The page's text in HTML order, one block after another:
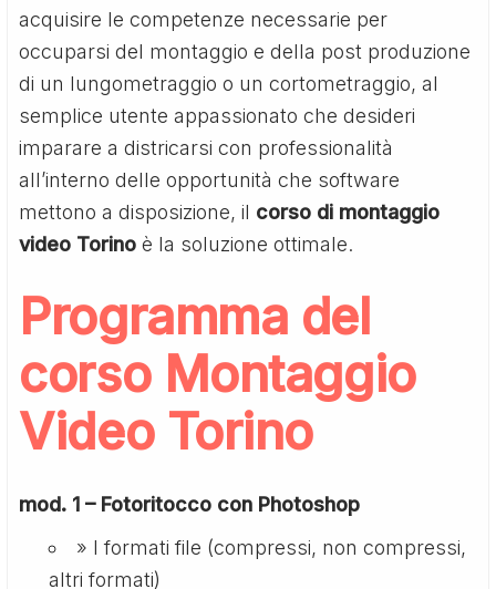
acquisire le competenze necessarie per
occuparsi del montaggio e della post produzione
di un lungometraggio o un cortometraggio, al
semplice utente appassionato che desideri
imparare a districarsi con professionalità
all’interno delle opportunità che software
mettono a disposizione, il corso di montaggio
video Torino è la soluzione ottimale.
Programma del
corso Montaggio
Video Torino
mod. 1 – Fotoritocco con Photoshop
» I formati file (compressi, non compressi,
altri formati)